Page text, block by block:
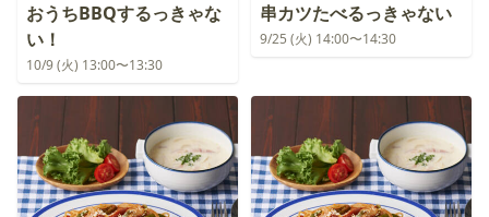
おうちBBQするっきゃな
い！
10/9 (火) 13:00〜13:30
串カツたべるっきゃない
9/25 (火) 14:00〜14:30